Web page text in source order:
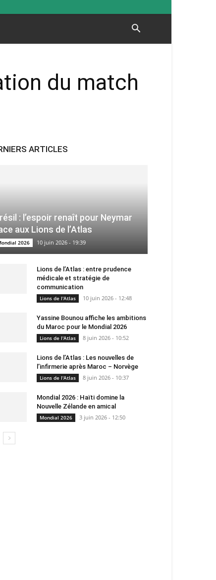
du match
ARTICLES
: l’espoir renaît pour Neymar
aux Lions de l’Atlas
2026 10 juin 2026 - 19:39
Lions de l’Atlas : entre prudence
médicale et stratégie de
communication
Lions de l'Atlas 10 juin 2026 - 12:48
Yassine Bounou affiche les ambitions
du Maroc pour le Mondial 2026
Lions de l'Atlas 8 juin 2026 - 10:52
Lions de l’Atlas : Les nouvelles de
l’infirmerie après Maroc – Norvège
Lions de l'Atlas 8 juin 2026 - 10:37
Mondial 2026 : Haïti domine la
Nouvelle Zélande en amical
Mondial 2026 3 juin 2026 - 12:50